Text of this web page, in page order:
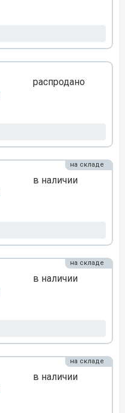
распродано
в наличии
на складе
в наличии
на складе
в наличии
на складе